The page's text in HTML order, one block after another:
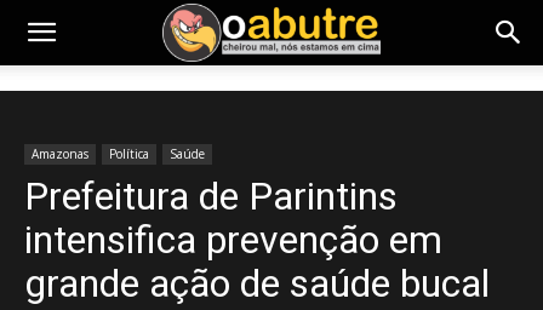
Amazonas Política Saúde
Prefeitura de Parintins
intensifica prevenção em
grande ação de saúde bucal